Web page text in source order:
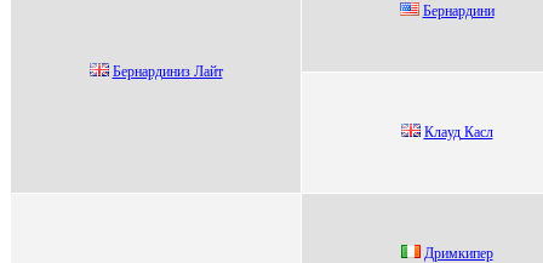
Бернардиниз Лайт
Бepнаpдини
Клaуд Кacл
Дримкипeр